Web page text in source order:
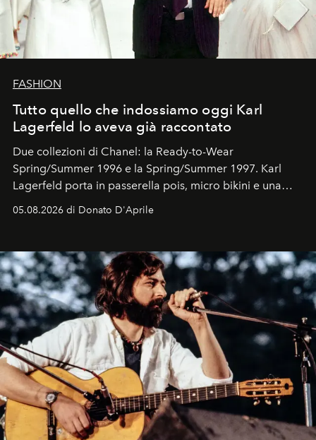
FASHION
Tutto quello che indossiamo oggi Karl
Lagerfeld lo aveva già raccontato
Due collezioni di Chanel: la Ready-to-Wear
Spring/Summer 1996 e la Spring/Summer 1997. Karl
Lagerfeld porta in passerella pois, micro bikini e una
Kate, Claudia e Carla una dietro l'altra. Trent'anni dopo,
uno dei documenti più contemporanei che abbiamo.
05.08.2026 di Donato D'Aprile